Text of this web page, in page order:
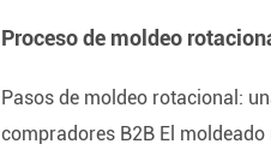
Proceso de moldeo
Pasos de moldeo rotacional:
compradores B2B El